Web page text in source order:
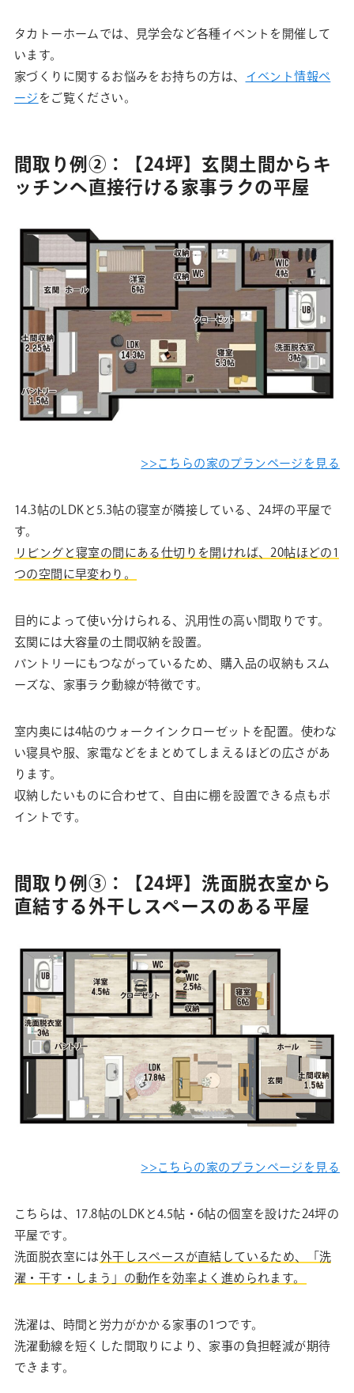
タカトーホームでは、見学会など各種イベントを開催して
います。
家づくりに関するお悩みをお持ちの方は、 イベント情報ペ
ージ をご覧ください。
間取り例②：【24坪】玄関土間からキ
ッチンへ直接行ける家事ラクの平屋
>>こちらの家のプランページを見る
14.3帖のLDKと5.3帖の寝室が隣接している、24坪の平屋で
す。
リビングと寝室の間にある仕切りを開ければ、20帖ほどの1
つの空間に早変わり。
目的によって使い分けられる、汎用性の高い間取りです。
玄関には大容量の土間収納を設置。
パントリーにもつながっているため、購入品の収納もスム
ーズな、家事ラク動線が特徴です。
室内奥には4帖のウォークインクローゼットを配置。使わな
い寝具や服、家電などをまとめてしまえるほどの広さがあ
ります。
収納したいものに合わせて、自由に棚を設置できる点もポ
イントです。
間取り例③：【24坪】洗面脱衣室から
直結する外干しスペースのある平屋
>>こちらの家のプランページを見る
こちらは、17.8帖のLDKと4.5帖・6帖の個室を設けた24坪の
平屋です。
洗面脱衣室には 外干しスペースが直結しているため、「洗
濯・干す・しまう」の動作を効率よく進められます。
洗濯は、時間と労力がかかる家事の1つです。
洗濯動線を短くした間取りにより、家事の負担軽減が期待
できます。